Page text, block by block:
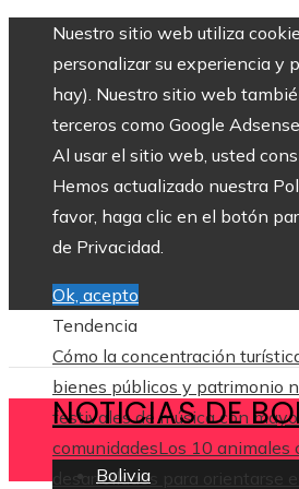
Nuestro sitio web utiliza
personalizar su experiencia y
hay). Nuestro sitio web
terceros como Google
Al usar el sitio web, usted
Hemos actualizado nuestra
favor, haga clic en el botón
de Privacidad.
Ok, acepto
Tendencia
Cómo la concentración
bienes públicos y patrimonio
festivales de música con
comunidadesLos 10 animales
desarrollados para orientarse
NOTICIAS DE
Bolivia